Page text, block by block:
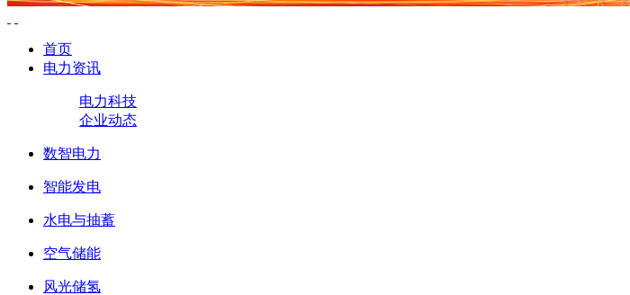
首页
电力资讯
电力科技
企业动态
数智电力
智能发电
水电与抽蓄
空气储能
风光储氢